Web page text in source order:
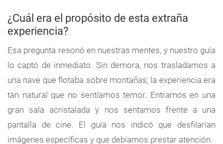
¿Cuál era el propósito de esta extraña
experiencia?
Esa pregunta resonó en nuestras mentes, y nuestro guía
lo captó de inmediato. Sin demora, nos trasladamos a
una nave que flotaba sobre montañas; la experiencia era
tan natural que no sentíamos temor. Entramos en una
gran sala acristalada y nos sentamos frente a una
pantalla de cine. El guía nos indicó que desfilarían
imágenes específicas y que debíamos prestar atención.